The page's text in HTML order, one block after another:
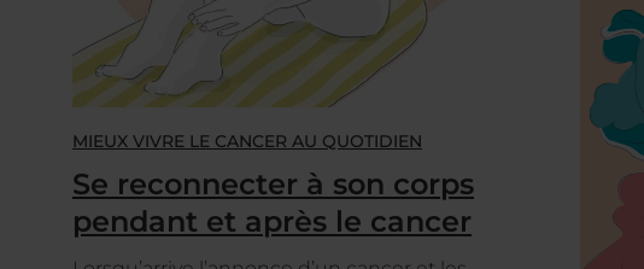
MIEUX VIVRE LE CANCER AU QUOTIDIEN
Se reconnecter à son corps
pendant et après le cancer